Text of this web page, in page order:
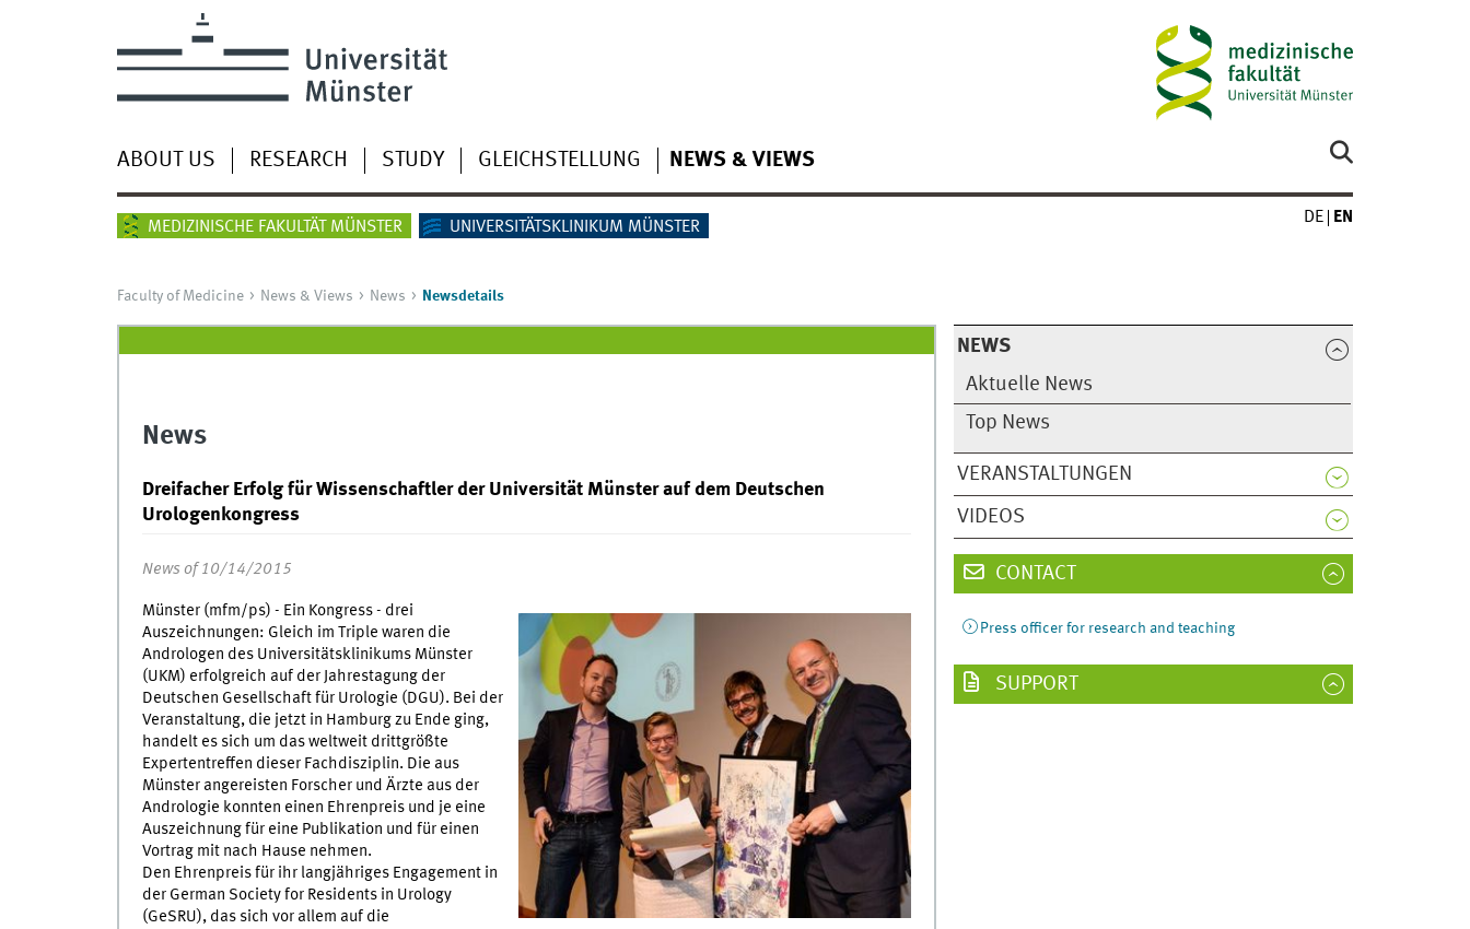
ABOUT US RESEARCH STUDY GLEICHSTELLUNG NEWS & VIEWS
MEDIZINISCHE FAKULTÄT MÜNSTER UNIVERSITÄTSKLINIKUM MÜNSTER
DE EN
Faculty of Medicine News & Views News Newsdetails
NEWS
Aktuelle News
Top News
VERANSTALTUNGEN
VIDEOS
News
Dreifacher Erfolg für Wissenschaftler der Universität Münster auf dem Deutschen
Urologenkongress
News of 10/14/2015
Münster (mfm/ps) - Ein Kongress - drei
Auszeichnungen: Gleich im Triple waren die
Andrologen des Universitätsklinikums Münster
(UKM) erfolgreich auf der Jahrestagung der
Deutschen Gesellschaft für Urologie (DGU). Bei der
Veranstaltung, die jetzt in Hamburg zu Ende ging,
handelt es sich um das weltweit drittgrößte
Expertentreffen dieser Fachdisziplin. Die aus
Münster angereisten Forscher und Ärzte aus der
Andrologie konnten einen Ehrenpreis und je eine
Auszeichnung für eine Publikation und für einen
Vortrag mit nach Hause nehmen.
Den Ehrenpreis für ihr langjähriges Engagement in
der German Society for Residents in Urology
(GeSRU), das sich vor allem auf die
CONTACT
Press officer for research and teaching
SUPPORT